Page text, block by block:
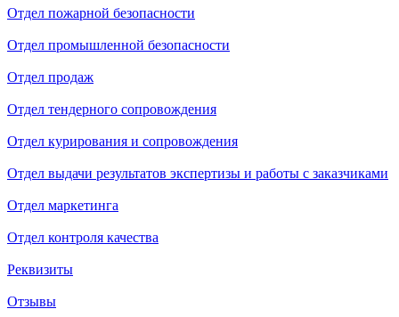
Отдел пожарной безопасности
Отдел промышленной безопасности
Отдел продаж
Отдел тендерного сопровождения
Отдел курирования и сопровождения
Отдел выдачи результатов экспертизы и работы с заказчиками
Отдел маркетинга
Отдел контроля качества
Реквизиты
Отзывы